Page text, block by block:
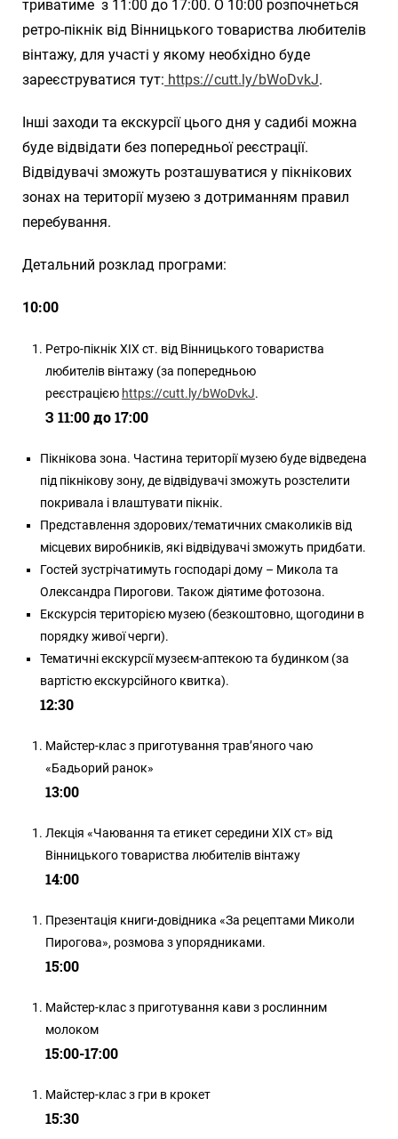
триватиме з 11:00 до 17:00. О 10:00 розпочнеться
ретро-пікнік від Вінницького товариства любителів
вінтажу, для участі у якому необхідно буде
зареєструватися тут: https://cutt.ly/bWoDvkJ.
Інші заходи та екскурсії цього дня у садибі можна
буде відвідати без попередньої реєстрації.
Відвідувачі зможуть розташуватися у пікнікових
зонах на території музею з дотриманням правил
перебування.
Детальний розклад програми:
10:00
Ретро-пікнік ХІХ ст. від Вінницького товариства
любителів вінтажу (за попередньою
реєстрацією https://cutt.ly/bWoDvkJ.
З 11:00 до 17:00
Пікнікова зона. Частина території музею буде відведена
під пікнікову зону, де відвідувачі зможуть розстелити
покривала і влаштувати пікнік.
Представлення здорових/тематичних смаколиків від
місцевих виробників, які відвідувачі зможуть придбати.
Гостей зустрічатимуть господарі дому – Микола та
Олександра Пирогови. Також діятиме фотозона.
Екскурсія територією музею (безкоштовно, щогодини в
порядку живої черги).
Тематичні екскурсії музеєм-аптекою та будинком (за
вартістю екскурсійного квитка).
12:30
Майстер-клас з приготування трав’яного чаю
«Бадьорий ранок»
13:00
Лекція «Чаювання та етикет середини ХІХ ст» від
Вінницького товариства любителів вінтажу
14:00
Презентація книги-довідника «За рецептами Миколи
Пирогова», розмова з упорядниками.
15:00
Майстер-клас з приготування кави з рослинним
молоком
15:00-17:00
Майстер-клас з гри в крокет
15:30